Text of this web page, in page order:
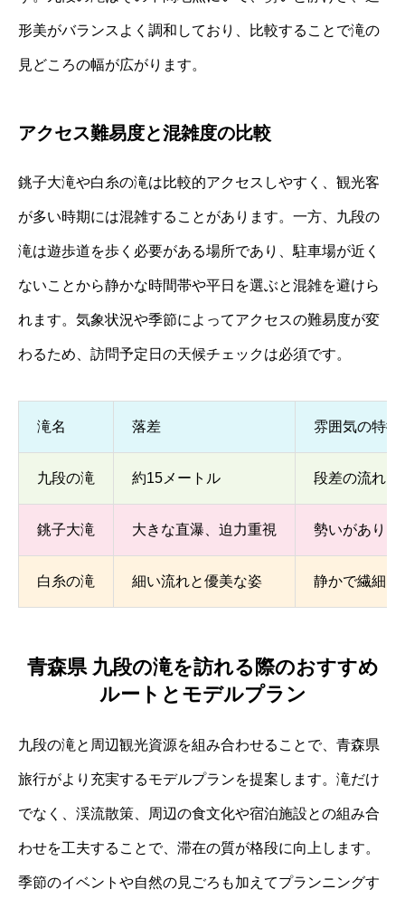
形美がバランスよく調和しており、比較することで滝の
見どころの幅が広がります。
アクセス難易度と混雑度の比較
銚子大滝や白糸の滝は比較的アクセスしやすく、観光客
が多い時期には混雑することがあります。一方、九段の
滝は遊歩道を歩く必要がある場所であり、駐車場が近く
ないことから静かな時間帯や平日を選ぶと混雑を避けら
れます。気象状況や季節によってアクセスの難易度が変
わるため、訪問予定日の天候チェックは必須です。
滝名 落差 雰囲気の特徴
九段の滝 約15メートル 段差の流れと
銚子大滝 大きな直瀑、迫力重視 勢いがありダ
白糸の滝 細い流れと優美な姿 静かで繊細な
青森県 九段の滝を訪れる際のおすすめ
ルートとモデルプラン
九段の滝と周辺観光資源を組み合わせることで、青森県
旅行がより充実するモデルプランを提案します。滝だけ
でなく、渓流散策、周辺の食文化や宿泊施設との組み合
わせを工夫することで、滞在の質が格段に向上します。
季節のイベントや自然の見ごろも加えてプランニングす